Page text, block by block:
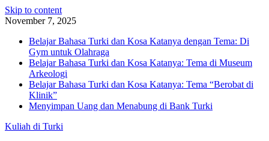
Skip to content
November 7, 2025
Belajar Bahasa Turki dan Kosa Katanya dengan Tema: Di
Gym untuk Olahraga
Belajar Bahasa Turki dan Kosa Katanya: Tema di Museum
Arkeologi
Belajar Bahasa Turki dan Kosa Katanya: Tema “Berobat di
Klinik”
Menyimpan Uang dan Menabung di Bank Turki
Kuliah di Turki